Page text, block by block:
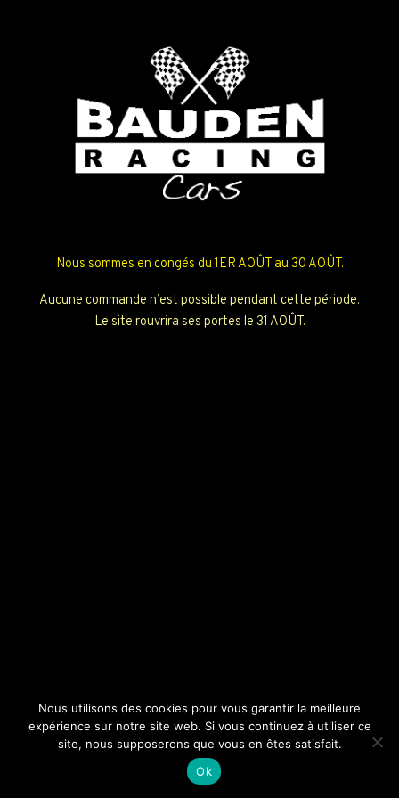
Nous sommes en congés du 1ER AOÛT au 30 AOÛT.
Aucune commande n’est possible pendant cette période.
Le site rouvrira ses portes le 31 AOÛT.
Nous utilisons des cookies pour vous garantir la meilleure
expérience sur notre site web. Si vous continuez à utiliser ce
site, nous supposerons que vous en êtes satisfait.
Ok